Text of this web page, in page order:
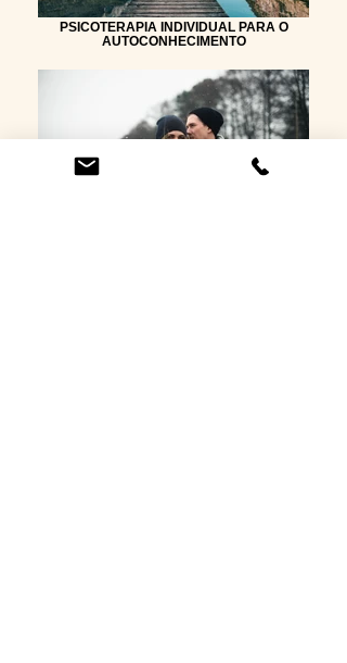
PSICOTERAPIA INDIVIDUAL PARA O
AUTOCONHECIMENTO